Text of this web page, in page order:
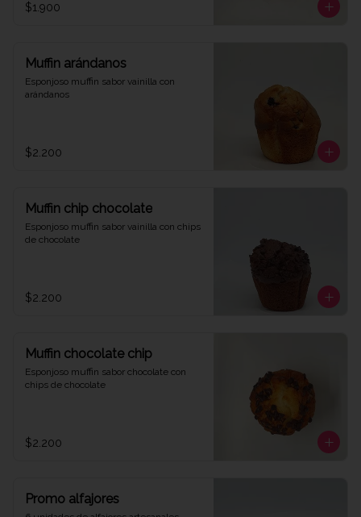
$1.900
Muffin arándanos
Esponjoso muffin sabor vainilla con
arándanos
$2.200
Muffin chip chocolate
Esponjoso muffin sabor vainilla con chips
de chocolate
$2.200
Muffin chocolate chip
Esponjoso muffin sabor chocolate con
chips de chocolate
$2.200
Promo alfajores